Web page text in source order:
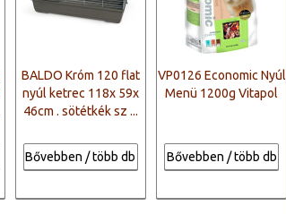
BALDO Króm 120 flat
nyúl ketrec 118x 59x
46cm . sötétkék sz ...
Bővebben / több db
VP0126 Economic Nyúl
Menü 1200g Vitapol
Bővebben / több db